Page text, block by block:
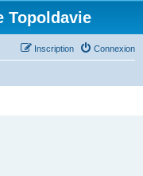
Topoldavie
Connexion
Inscription